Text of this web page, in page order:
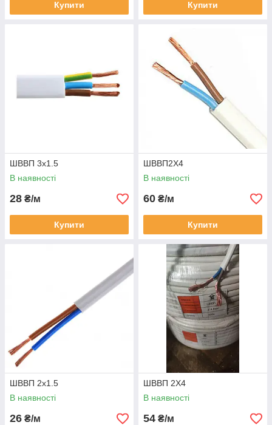
Купити Купити
ШВВП 3х1.5
В наявності
28 ₴/м
Купити
ШВВП2Х4
В наявності
60 ₴/м
Купити
ШВВП 2х1.5
В наявності
26 ₴/м
ШВВП 2Х4
В наявності
54 ₴/м